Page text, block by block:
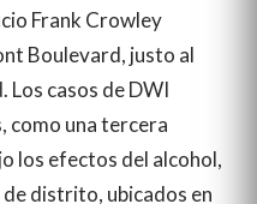
Frank Crowley
Boulevard, justo al
Los casos de DWI
como una tercera
los efectos del alcohol,
distrito, ubicados en